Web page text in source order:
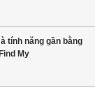
tính năng gần bằng
My